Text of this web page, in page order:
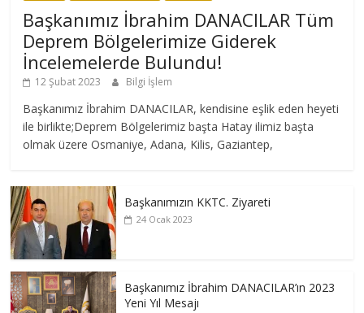
Başkanımız İbrahim DANACILAR Tüm
Deprem Bölgelerimize Giderek
İncelemelerde Bulundu!
12 Şubat 2023 Bilgi İşlem
Başkanımız İbrahim DANACILAR, kendisine eşlik eden heyeti
ile birlikte;Deprem Bölgelerimiz başta Hatay ilimiz başta
olmak üzere Osmaniye, Adana, Kilis, Gaziantep,
Başkanımızın KKTC. Ziyareti
24 Ocak 2023
Başkanımız İbrahim DANACILAR’ın 2023
Yeni Yıl Mesajı